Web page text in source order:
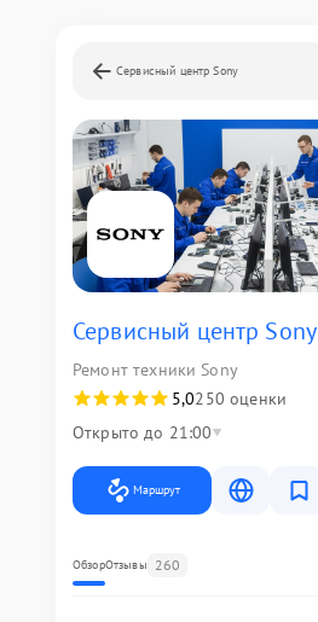
Сервисный центр Sony
Сервисный центр Sony
Ремонт техники Sony
5,0250 оценки
Открыто до 21:00
Маршрут
ОбзорОтзывы 260